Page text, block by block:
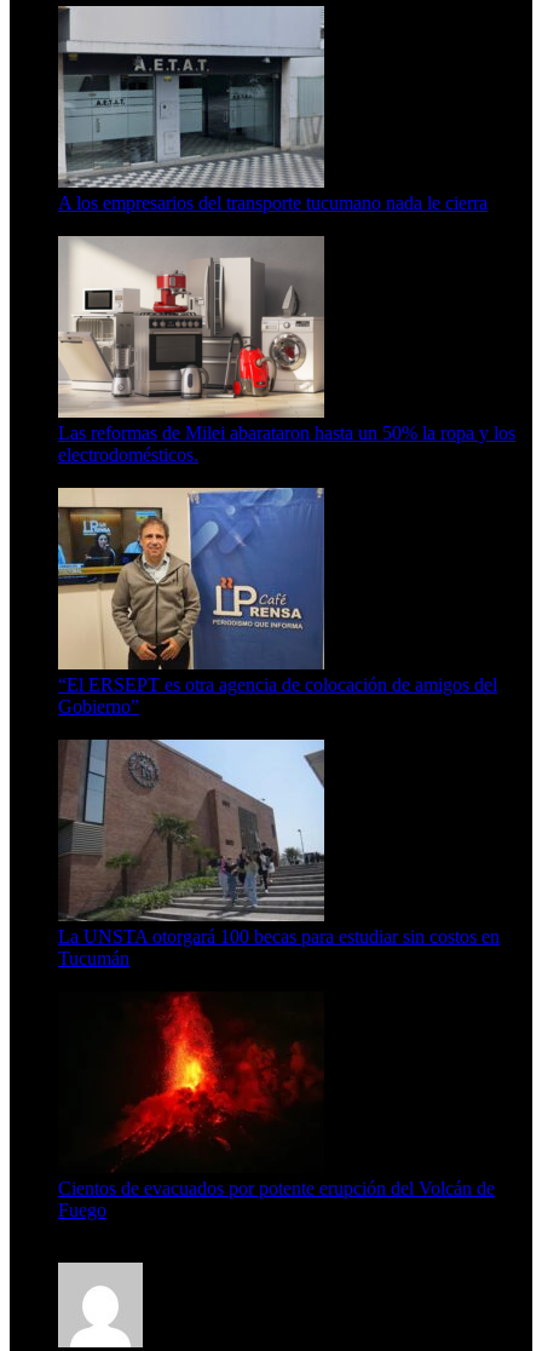
A los empresarios del transporte tucumano nada le cierra
Las reformas de Milei abarataron hasta un 50% la ropa y los
electrodomésticos.
“El ERSEPT es otra agencia de colocación de amigos del
Gobierno”
La UNSTA otorgará 100 becas para estudiar sin costos en
Tucumán
Cientos de evacuados por potente erupción del Volcán de
Fuego